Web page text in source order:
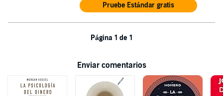
Pruebe Estándar gratis
Página 1 de 1
Enviar comentarios